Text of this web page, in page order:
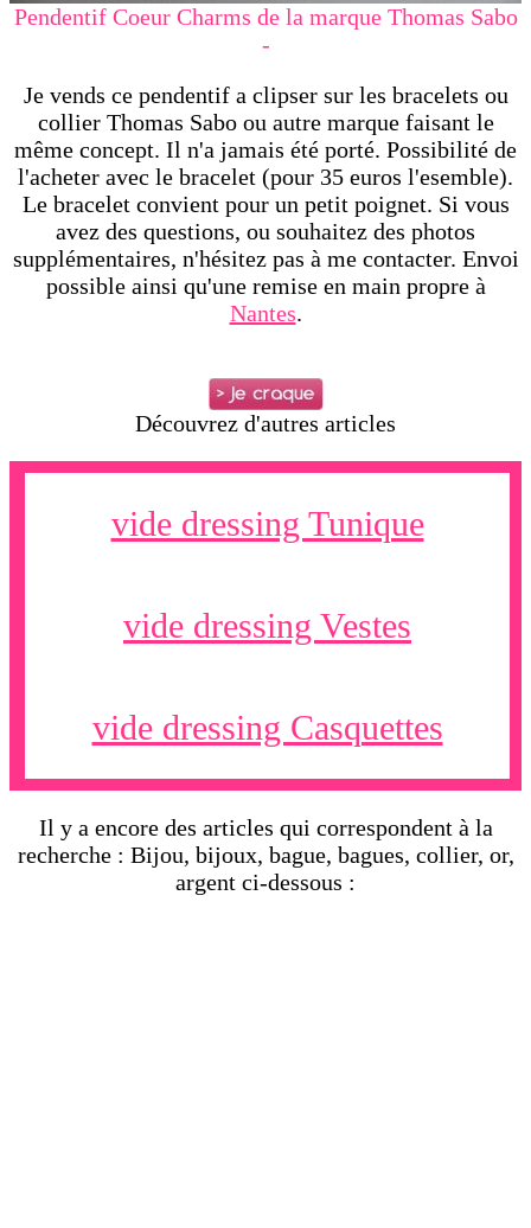
Pendentif Coeur Charms de la marque Thomas Sabo
-
Je vends ce pendentif a clipser sur les bracelets ou
collier Thomas Sabo ou autre marque faisant le
même concept. Il n'a jamais été porté. Possibilité de
l'acheter avec le bracelet (pour 35 euros l'esemble).
Le bracelet convient pour un petit poignet. Si vous
avez des questions, ou souhaitez des photos
supplémentaires, n'hésitez pas à me contacter. Envoi
possible ainsi qu'une remise en main propre à
Nantes.
Découvrez d'autres articles
vide dressing Tunique
vide dressing Vestes
vide dressing Casquettes
Il y a encore des articles qui correspondent à la
recherche : Bijou, bijoux, bague, bagues, collier, or,
argent ci-dessous :